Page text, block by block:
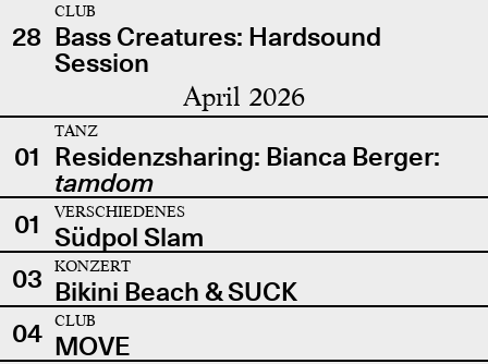
28
CLUB
Bass Creatures: Hardsound
Session
April 2026
01
TANZ
Residenzsharing: Bianca Berger:
tamdom
01
VERSCHIEDENES
Südpol Slam
03
KONZERT
Bikini Beach & SUCK
04
CLUB
MOVE